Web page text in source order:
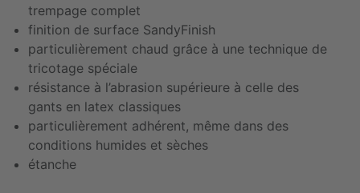
trempage complet
finition de surface SandyFinish
particulièrement chaud grâce à une technique de
tricotage spéciale
résistance à l’abrasion supérieure à celle des
gants en latex classiques
particulièrement adhérent, même dans des
conditions humides et sèches
étanche